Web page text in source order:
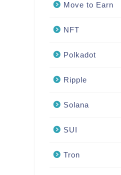
Move to Earn
NFT
Polkadot
Ripple
Solana
SUI
Tron